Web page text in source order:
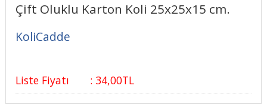
Çift Oluklu Karton Koli 25x25x15 cm.
KoliCadde
Liste Fiyatı : 34,00TL